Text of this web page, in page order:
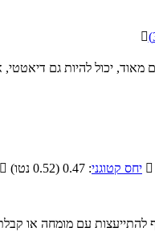


יחס קטוגני 
להתייעצות עם מומחה או